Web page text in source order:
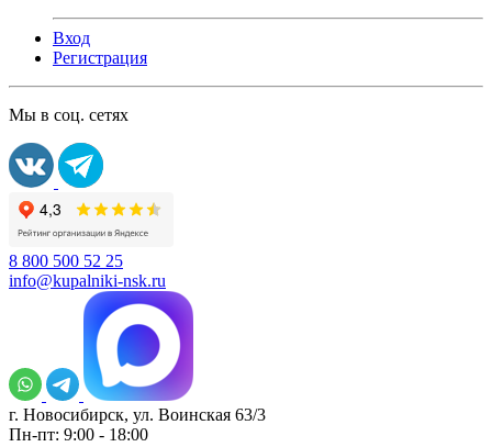
Вход
Регистрация
Мы в соц. сетях
8 800 500 52 25
info@kupalniki-nsk.ru
г. Новосибирск, ул. Воинская 63/3
Пн-пт: 9:00 - 18:00